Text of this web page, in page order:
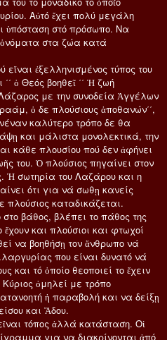
Αὐτό ἔχει πολύ μεγάλη
ὑπόσταση στό πρόσωπο. Να
ὁνόματα στα ζώα κατά
ἐξελληνισμένος τύπος του
ὁ Θεός βοηθεῖ ΄΄ Ἡ ζωή
με την συνοδεία Ἀγγέλων
ὁ δε πλούσιους ἀποθανών΄΄,
καλύτερο τρόπο δε θα
και μάλιστα μονολεκτικά, την
κάθε πλουσίου πού δεν ἀφήνει
του. Ὁ πλούσιος πηγαίνει στον
Ἡ σωτηρία του Λαζάρου και η
ότι για νά σωθῃ κανείς
καταδικάζεται.
βάθος, βλέπει το πάθος της
και πλούσιοι και φτωχοί
να βοηθήσῃ τον ἄνθρωπο νά
που είναι δυνατό νά
και τό ὁποίο θεοποιεί το ἔχειν
ὀμηλεί με τρόπο
ἡ παραβολή και να δείξῃ
και Ἄδου.
τόπος ἀλλά κατάσταση. Οἱ
για να διακρίνονται ἀπό